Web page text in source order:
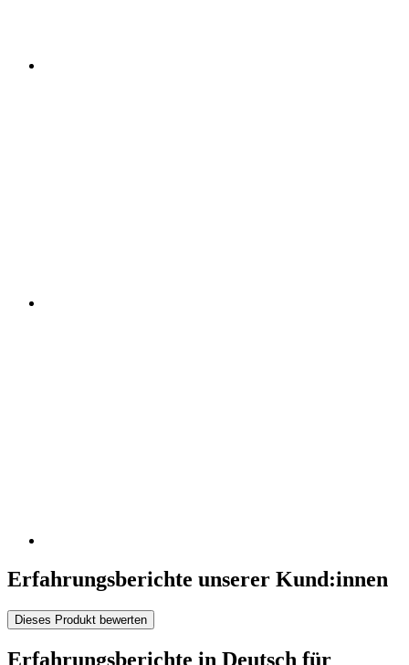
Erfahrungsberichte unserer Kund:innen
Dieses Produkt bewerten
Erfahrungsberichte in Deutsch für